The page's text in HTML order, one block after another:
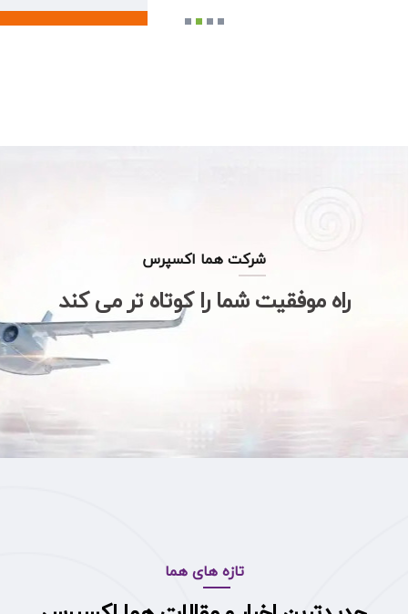
شرکت هما اکسپرس
راه موفقیت شما را کوتاه تر می کند
تازه های هما